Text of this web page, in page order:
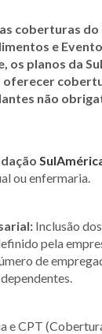
coberturas do
e
os planos da
oferecer
não
ou enfermaria.
Inclusão
pela
de
e CPT